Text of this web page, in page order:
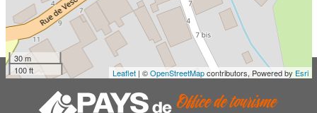
30 m
100 ft
Leaflet| ©OpenStreetMapcontributors, Powered by Esri